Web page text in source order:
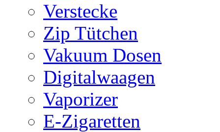
Verstecke
Zip Tütchen
Vakuum Dosen
Digitalwaagen
Vaporizer
E-Zigaretten